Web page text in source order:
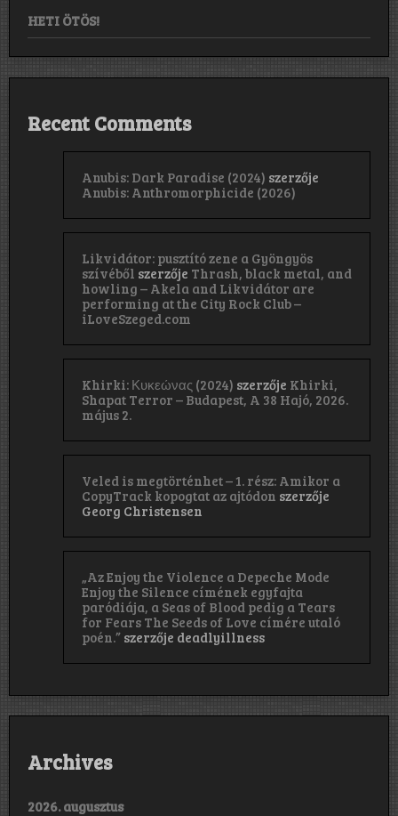
HETI ÖTÖS!
Recent Comments
Anubis: Dark Paradise (2024) szerzője
Anubis: Anthromorphicide (2026)
Likvidátor: pusztító zene a Gyöngyös
szívéből szerzője Thrash, black metal, and
howling – Akela and Likvidátor are
performing at the City Rock Club –
iLoveSzeged.com
Khirki: Κ​υ​κ​ε​ώ​ν​α​ς (2024) szerzője Khirki,
Shapat Terror – Budapest, A 38 Hajó, 2026.
május 2.
Veled is megtörténhet – 1. rész: Amikor a
CopyTrack kopogtat az ajtódon szerzője
Georg Christensen
„Az Enjoy the Violence a Depeche Mode
Enjoy the Silence címének egyfajta
paródiája, a Seas of Blood pedig a Tears
for Fears The Seeds of Love címére utaló
poén.” szerzője deadlyillness
Archives
2026. augusztus